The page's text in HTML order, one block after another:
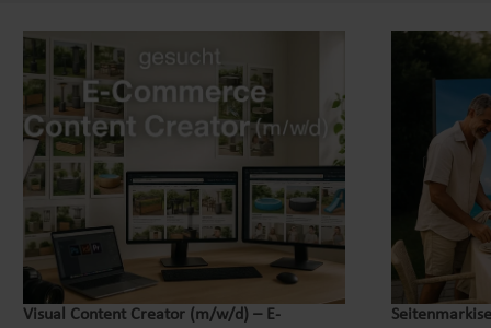
Visual Content Creator (m/w/d) – E-